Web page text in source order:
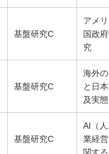
基盤研究C
アメ
国政
究
基盤研究C
海外
と日
及実
基盤研究C
AI（
業経